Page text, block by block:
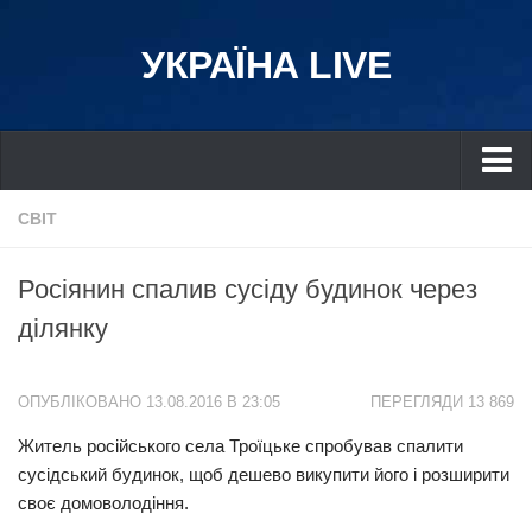
УКРАЇНА LIVE
Україна
Дніпро
Львів
Харків
Донбас
СВІТ
Росіянин спалив сусіду будинок через
ділянку
ПЕРЕГЛЯДИ 13 869
ОПУБЛІКОВАНО 13.08.2016 В 23:05
Житель російського села Троїцьке спробував спалити
сусідський будинок, щоб дешево викупити його і розширити
своє домоволодіння.